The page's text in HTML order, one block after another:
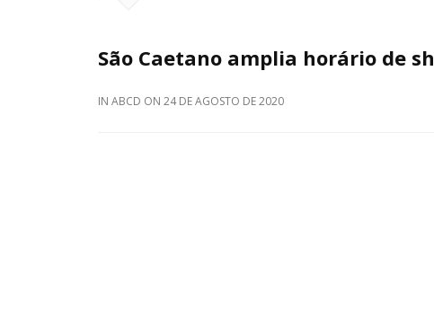
São Caetano amplia horário de
IN ABCD ON 24 DE AGOSTO DE 2020